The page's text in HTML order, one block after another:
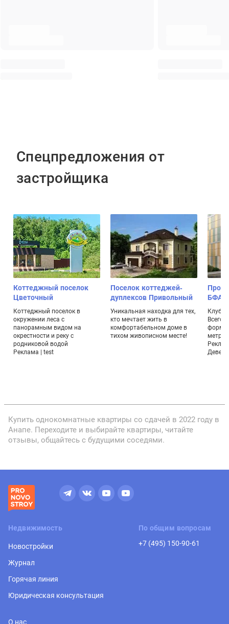
Спецпредложения от
застройщика
Коттеджный поселок
Цветочный
Коттеджный поселок в
окружении леса с
панорамным видом на
окрестности и реку с
родниковой водой
Реклама | test
Поселок коттеджей-
дуплексов Привольный
Уникальная находка для тех,
кто мечтает жить в
комфортабельном доме в
тихом живописном месте!
БФА-
Всего
Купить однокомнатные квартиры со сдачей в 2022 году в
Анапе. Переходите и выбирайте квартиры, читайте
отзывы, общайтесь с будущими соседями.
Недвижимость
Новостройки
Журнал
Горячая линия
Юридическая консультация
По общим вопросам
+7 (495) 150-90-61
О нас